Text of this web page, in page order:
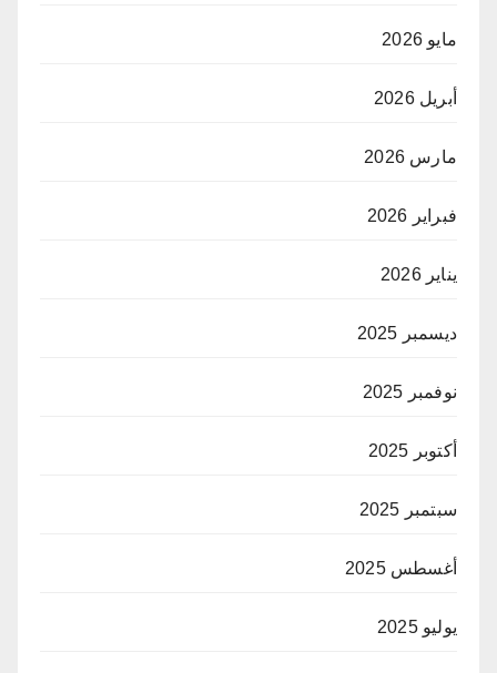
مايو 2026
أبريل 2026
مارس 2026
فبراير 2026
يناير 2026
ديسمبر 2025
نوفمبر 2025
أكتوبر 2025
سبتمبر 2025
أغسطس 2025
يوليو 2025